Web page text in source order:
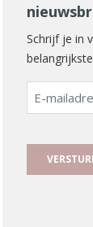
Schrijf je in
E-
mailadres